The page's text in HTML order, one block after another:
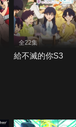
全22集
給不滅的你S3